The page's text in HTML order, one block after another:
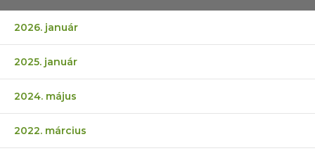
2026. január
2025. január
2024. május
2022. március